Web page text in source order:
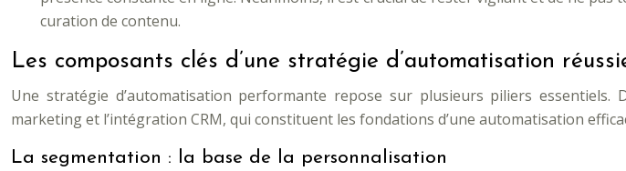
curation de contenu.
Les composants clés d’une stratégie d’automatisation
Une stratégie d’automatisation performante repose sur plusieurs piliers
marketing et l’intégration CRM, qui constituent les fondations d’une automatisation
La segmentation : la base de la personnalisation